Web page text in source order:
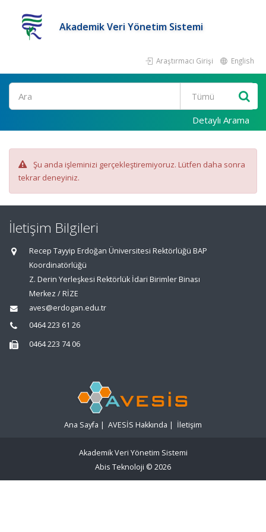
Akademik Veri Yönetim Sistemi
Araştırmacı Girişi English
Ara
Detaylı Arama
Şu anda işleminizi gerçekleştiremiyoruz. Lütfen daha sonra
tekrar deneyiniz.
İletişim Bilgileri
Recep Tayyip Erdoğan Üniversitesi Rektörlüğü BAP
Koordinatörlüğü
Z. Derin Yerleşkesi Rektörlük İdari Birimler Binası
Merkez / RİZE
aves@erdogan.edu.tr
0464 223 61 26
0464 223 74 06
Ana Sayfa | AVESİS Hakkında | İletişim
Akademik Veri Yönetim Sistemi
Abis Teknoloji © 2026